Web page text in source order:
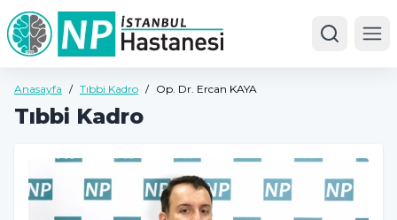
Anasayfa / Tıbbi Kadro / Op. Dr. Ercan KAYA
Tıbbi Kadro